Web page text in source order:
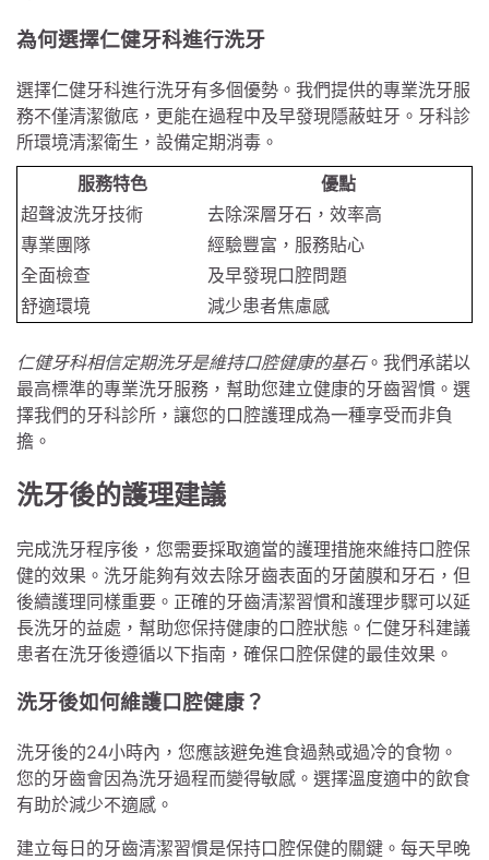
為何選擇仁健牙科進行洗牙
選擇仁健牙科進行洗牙有多個優勢。我們提供的專業洗牙服
務不僅清潔徹底，更能在過程中及早發現隱蔽蛀牙。牙科診
所環境清潔衛生，設備定期消毒。
服務特色
優點
超聲波洗牙技術
去除深層牙石，效率高
專業團隊
經驗豐富，服務貼心
全面檢查
及早發現口腔問題
舒適環境
減少患者焦慮感
仁健牙科相信定期洗牙是維持口腔健康的基石。我們承諾以
最高標準的專業洗牙服務，幫助您建立健康的牙齒習慣。選
擇我們的牙科診所，讓您的口腔護理成為一種享受而非負
擔。
洗牙後的護理建議
完成洗牙程序後，您需要採取適當的護理措施來維持口腔保
健的效果。洗牙能夠有效去除牙齒表面的牙菌膜和牙石，但
後續護理同樣重要。正確的牙齒清潔習慣和護理步驟可以延
長洗牙的益處，幫助您保持健康的口腔狀態。仁健牙科建議
患者在洗牙後遵循以下指南，確保口腔保健的最佳效果。
洗牙後如何維護口腔健康？
洗牙後的24小時內，您應該避免進食過熱或過冷的食物。
您的牙齒會因為洗牙過程而變得敏感。選擇溫度適中的飲食
有助於減少不適感。
建立每日的牙齒清潔習慣是保持口腔保健的關鍵。每天早晚